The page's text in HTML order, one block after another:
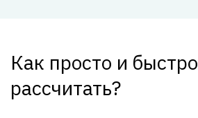
Как просто и быстро
рассчитать?